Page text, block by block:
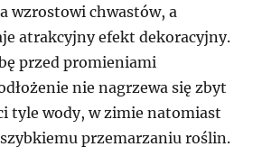
wzrostowi chwastów, a
atrakcyjny efekt dekoracyjny.
przed promieniami
nie nagrzewa się zbyt
tyle wody, w zimie natomiast
przemarzaniu roślin.